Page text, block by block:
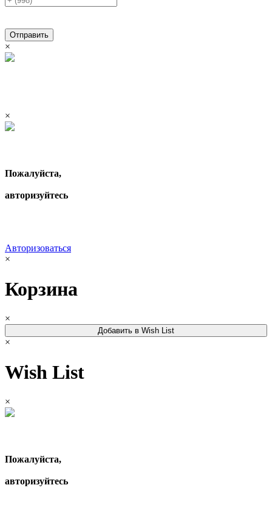
Отправить
×
×
Пожалуйста,
авторизуйтесь
Авторизоваться
×
Корзина
×
Добавить в Wish List
×
Wish List
×
Пожалуйста,
авторизуйтесь